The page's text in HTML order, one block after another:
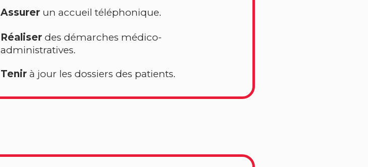
Assurer un accueil téléphonique.
Réaliser des démarches médico-
administratives.
Tenir à jour les dossiers des patients.